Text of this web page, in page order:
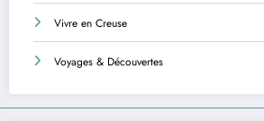
Vivre en Creuse
Voyages & Découvertes